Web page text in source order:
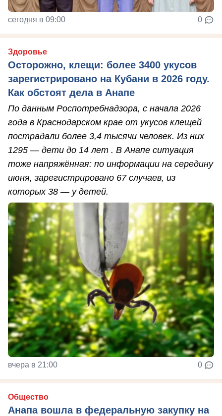
сегодня в 09:00 0
Здоровье
Осторожно, клещи: более 3400 укусов
зарегистрировано на Кубани в 2026 году.
Как обстоят дела в Анапе
По данным Роспотребнадзора, с начала 2026
года в Краснодарском крае от укусов клещей
пострадали более 3,4 тысячи человек. Из них
1295 — дети до 14 лет . В Анапе ситуация
тоже напряжённая: по информации на середину
июня, зарегистрировано 67 случаев, из
которых 38 — у детей.
вчера в 21:00 0
Общество
Анапа вошла в федеральную закупку на